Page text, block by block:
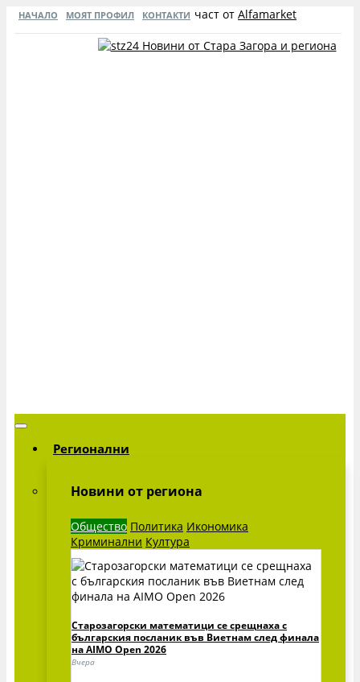
НАЧАЛО МОЯТ ПРОФИЛ КОНТАКТИ част от Alfamarket
Регионални
Новини от региона
Общество Политика Икономика
Криминални Култура
Старозагорски математици се срещнаха с
българския посланик във Виетнам след финала
на AIMO Open 2026
Вчера